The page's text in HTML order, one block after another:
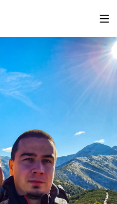
2024
– KRYNICA
BIESZCZADY!